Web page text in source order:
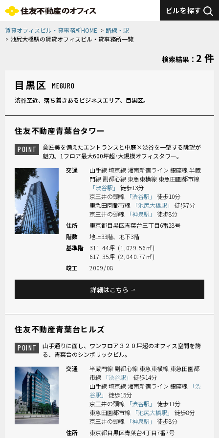
ビルを探す
賃貸オフィスビル・貸事務所HOME
路線・駅
池尻大橋駅の賃貸オフィスビル・貸事務所一覧
検索結果： 2 件
目黒区
MEGURO
渋谷至近、落ち着きあるビジネスエリア、目黒区。
住友不動産青葉台タワー
POINT
意匠美を備えたエントランスと中庭×渋谷を一望する眺望が
魅力。1フロア最大600坪超･大規模オフィスタワー。
詳細はこちら
交通
山手線 埼京線 湘南新宿ライン 銀座線 半蔵
門線 副都心線 東急東横線 東急田園都市線
「渋谷駅」 徒歩13分
京王井の頭線
「渋谷駅」 徒歩10分
東急田園都市線
「池尻大橋駅」 徒歩7分
京王井の頭線
「神泉駅」 徒歩8分
住所
東京都目黒区青葉台三丁目6番28号
階数
地上33階、地下3階
基準階
311.44坪 (1,029.56㎡)
617.35坪 (2,040.77㎡)
竣工
2009/08
住友不動産青葉台ヒルズ
POINT
山手通りに面し、ワンフロア３２０坪超のオフィス空間を誇
る、青葉台のシンボリックビル。
交通
半蔵門線 副都心線 東急東横線 東急田園都
市線
「渋谷駅」 徒歩14分
山手線 埼京線 湘南新宿ライン 銀座線
「渋
谷駅」 徒歩15分
京王井の頭線
「渋谷駅」 徒歩11分
東急田園都市線
「池尻大橋駅」 徒歩8分
京王井の頭線
「神泉駅」 徒歩8分
住所
東京都目黒区青葉台4丁目7番7号